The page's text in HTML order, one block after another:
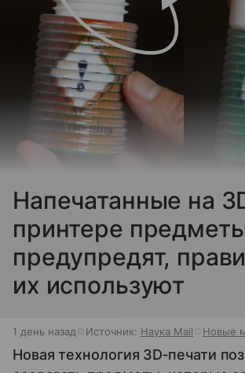
Напечатанные на
принтере
предупредят,
их используют
1 день назад Источник: Наука Mail Новые
Новая технология 3D‑печати